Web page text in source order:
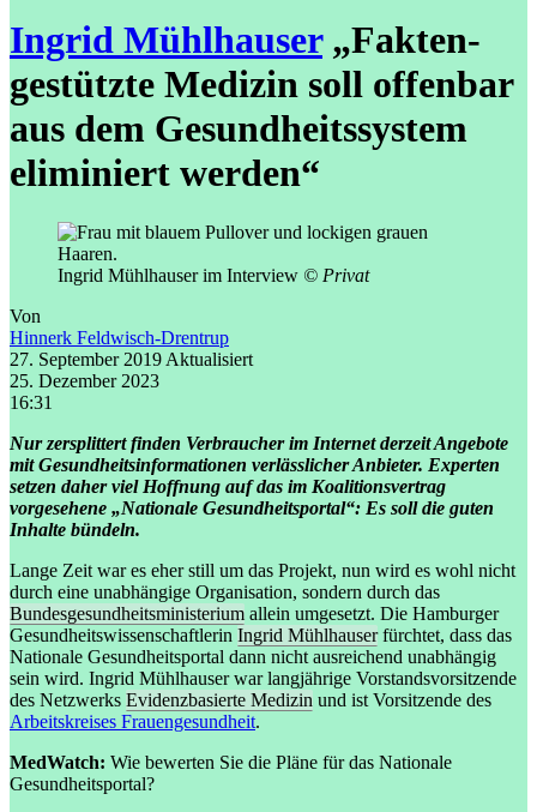
Ingrid Mühlhauser„Fakten-
gestützte Medizin soll offenbar
aus dem Gesundheits­­system
eliminiert werden“
Ingrid Mühlhauser im Interview © Privat
Von
Hinnerk Feldwisch-Drentrup
27. September 2019 Aktualisiert
25. Dezember 2023
16:31
Nur zersplittert finden Verbraucher im Internet derzeit Angebote
mit Gesundheitsinformationen verlässlicher Anbieter. Experten
setzen daher viel Hoffnung auf das im Koalitionsvertrag
vorgesehene „Nationale Gesundheitsportal“: Es soll die guten
Inhalte bündeln.
Lange Zeit war es eher still um das Projekt, nun wird es wohl nicht
durch eine unabhängige Organisation, sondern durch das
Bundesgesundheitsministerium allein umgesetzt. Die Hamburger
Gesundheitswissenschaftlerin Ingrid Mühlhauserfürchtet, dass das
Nationale Gesundheitsportal dann nicht ausreichend unabhängig
sein wird. Ingrid Mühlhauser war langjährige Vorstandsvorsitzende
des Netzwerks Evidenzbasierte Medizin und ist Vorsitzende des
Arbeitskreises Frauengesundheit.
MedWatch: Wie bewerten Sie die Pläne für das Nationale
Gesundheitsportal?